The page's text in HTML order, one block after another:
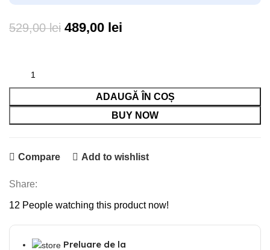
529,00lei Prețul
fost:
529,00 lei.
489,00 lei
489,00 lei.
ADAUGĂ ÎN COȘ
BUY NOW
Compare Add to wishlist
Share:
12 People watching this product now!
Preluare de la